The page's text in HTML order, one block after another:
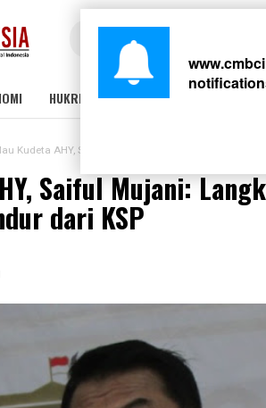
HUKRIM PERISTIWA
Kudeta AHY, Saiful Mujani: Langkah Kesatria Pak
Saiful Mujani:
dari KSP